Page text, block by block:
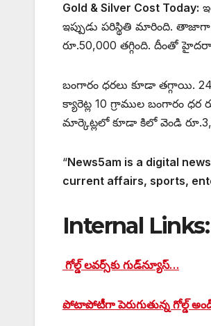
Gold & Silver Cost Today:
ఇప్పుడు పరిస్థితి మారింది.
రూ.50,000 తగ్గింది. దీంతో
బంగారం ధరలు కూడా తగ్గాయి. 24
క్యారెట్ల 10 గ్రాముల బంగారం
మార్కెట్లలో కూడా కిలో వెండి
“News5am is a digital
current affairs, sports,
Internal Links:
గోల్డ్ లవర్స్‌కు గుడ్‌న్యూస్…
పోటాపోటీగా పెరుగుతున్న గోల్డ్